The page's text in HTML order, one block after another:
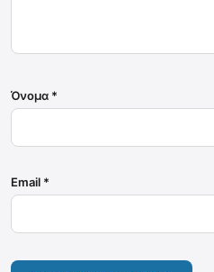
Όνομα *
Email *